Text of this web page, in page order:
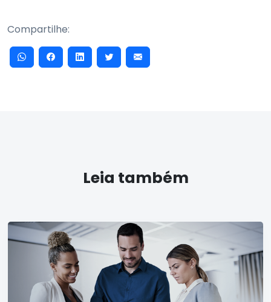
Compartilhe:
Leia também